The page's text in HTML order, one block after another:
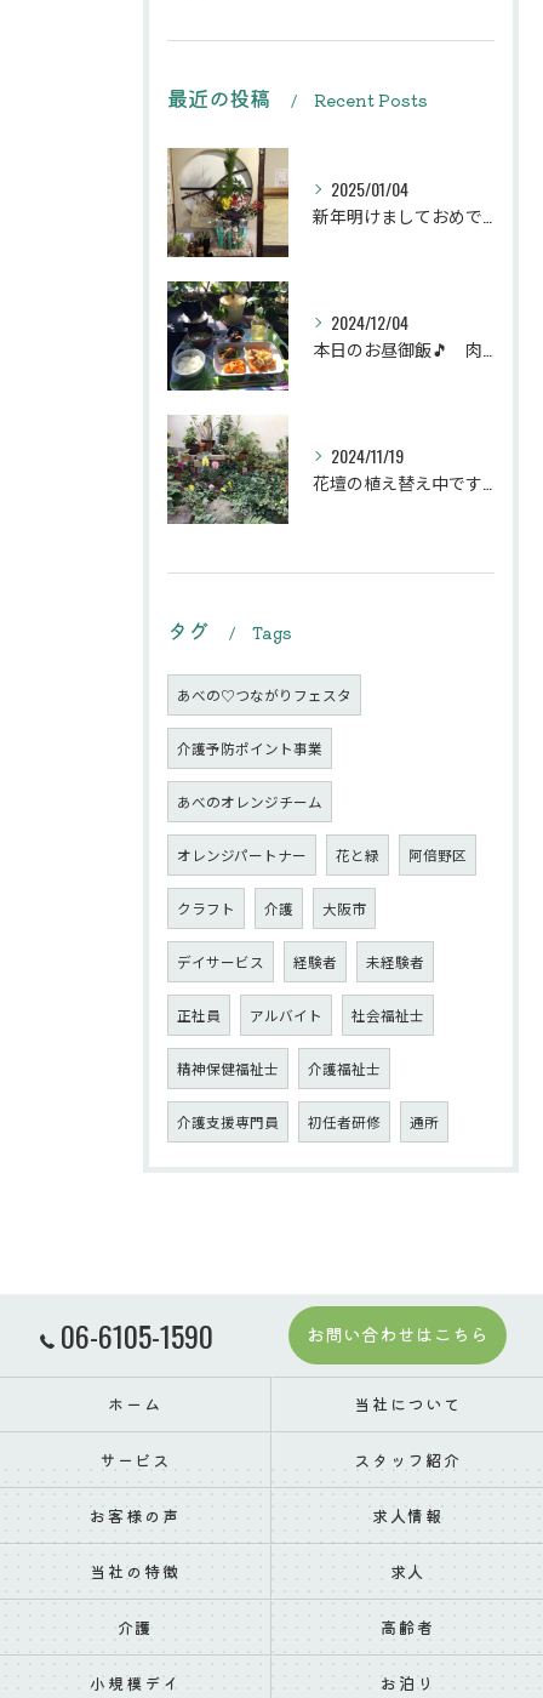
最近の投稿 Recent Posts
2025/01/04
2024/12/04
2024/11/19
タグ Tags
あべの♡つながりフェスタ
介護予防ポイント事業
あべのオレンジチーム
オレンジパートナー 花と緑 阿倍野区
クラフト 介護 大阪市
デイサービス 経験者 未経験者
正社員 アルバイト 社会福祉士
精神保健福祉士 介護福祉士
介護支援専門員 初任者研修 通所
06-6105-1590 お問い合わせはこちら
ホーム 当社について
サービス スタッフ紹介
お客様の声 求人情報
当社の特徴 求人
介護 高齢者
小規模デイ お泊り